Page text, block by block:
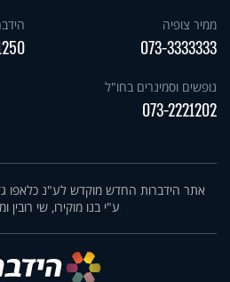
ממיר צופיה
073-3333333
נופשים וסמינרים בחו"ל
073-2221202
אתר הידברות החדש מוקדש לע"נ כלאפו
ע"י בנו מוקירו, שי רובין